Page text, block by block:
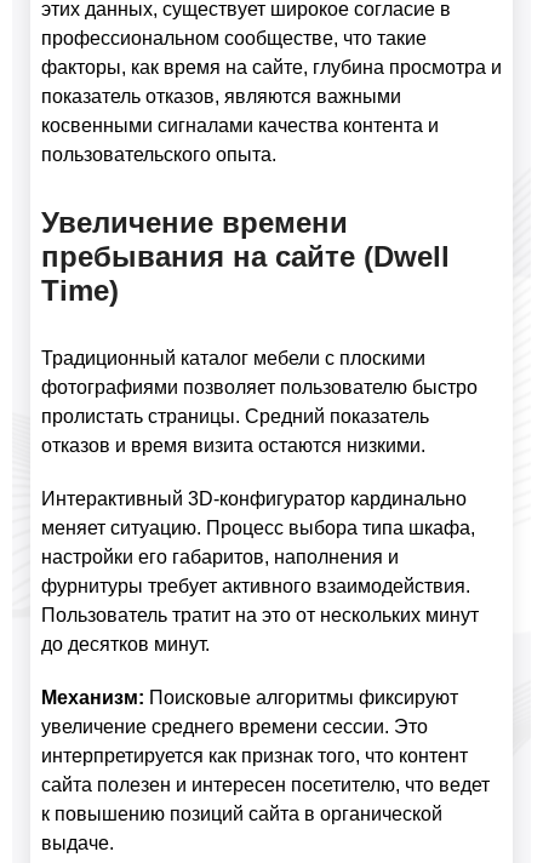
этих данных, существует широкое согласие в
профессиональном сообществе, что такие
факторы, как время на сайте, глубина просмотра и
показатель отказов, являются важными
косвенными сигналами качества контента и
пользовательского опыта.
Увеличение времени
пребывания на сайте (Dwell
Time)
Традиционный каталог мебели с плоскими
фотографиями позволяет пользователю быстро
пролистать страницы. Средний показатель
отказов и время визита остаются низкими.
Интерактивный 3D-конфигуратор кардинально
меняет ситуацию. Процесс выбора типа шкафа,
настройки его габаритов, наполнения и
фурнитуры требует активного взаимодействия.
Пользователь тратит на это от нескольких минут
до десятков минут.
Механизм: Поисковые алгоритмы фиксируют
увеличение среднего времени сессии. Это
интерпретируется как признак того, что контент
сайта полезен и интересен посетителю, что ведет
к повышению позиций сайта в органической
выдаче.